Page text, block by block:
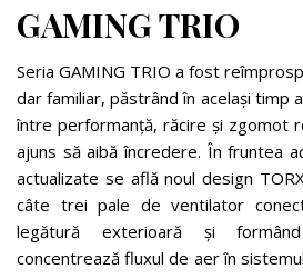
GAMING TRIO
Seria GAMING TRIO a fost
dar familiar, păstrând în același timp
între performanță, răcire și zgomot
ajuns să aibă încredere. În fruntea
actualizate se află noul design
câte trei pale de ventilator
legătură exterioară și
concentrează fluxul de aer în